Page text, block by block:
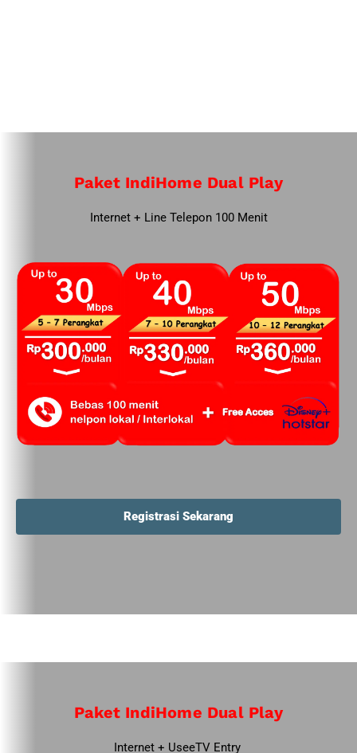
Paket IndiHome Dual Play
Internet + Line Telepon 100 Menit
Registrasi Sekarang
Paket IndiHome Dual Play
Internet + UseeTV Entry